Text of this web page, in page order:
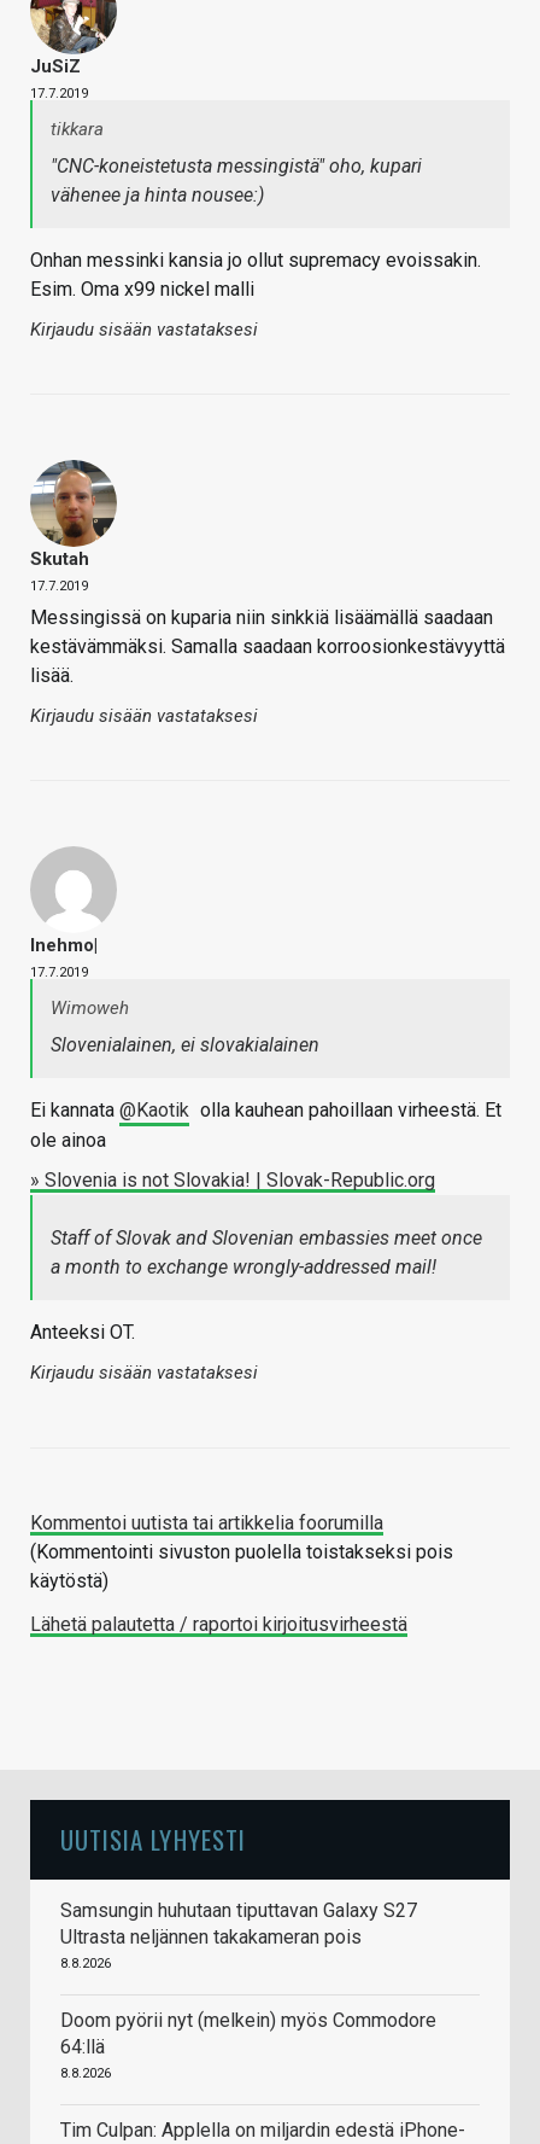
JuSiZ
17.7.2019
tikkara
"CNC-koneistetusta messingistä" oho, kupari
vähenee ja hinta nousee:)
Onhan messinki kansia jo ollut supremacy evoissakin.
Esim. Oma x99 nickel malli
Kirjaudu sisään vastataksesi
Skutah
17.7.2019
Messingissä on kuparia niin sinkkiä lisäämällä saadaan
kestävämmäksi. Samalla saadaan korroosionkestävyyttä
lisää.
Kirjaudu sisään vastataksesi
Inehmo|
17.7.2019
Wimoweh
Slovenialainen, ei slovakialainen
Ei kannata @Kaotik olla kauhean pahoillaan virheestä. Et
ole ainoa
» Slovenia is not Slovakia! | Slovak-Republic.org
Staff of Slovak and Slovenian embassies meet once
a month to exchange wrongly-addressed mail!
Anteeksi OT.
Kirjaudu sisään vastataksesi
Kommentoi uutista tai artikkelia foorumilla
(Kommentointi sivuston puolella toistakseksi pois
käytöstä)
Lähetä palautetta / raportoi kirjoitusvirheestä
UUTISIA LYHYESTI
Samsungin huhutaan tiputtavan Galaxy S27
Ultrasta neljännen takakameran pois
8.8.2026
Doom pyörii nyt (melkein) myös Commodore
64:llä
8.8.2026
Tim Culpan: Applella on miljardin edestä iPhone-